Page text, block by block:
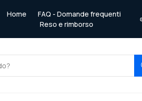
Home
FAQ - Domande frequenti
Reso e rimborso